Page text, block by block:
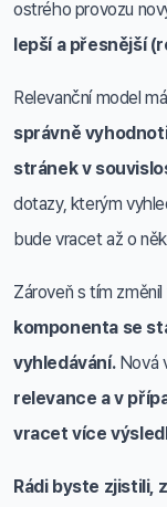
ostrého provozu
lepší a přesnější
Relevanční model
správně
stránek v
dotazy, kterým
bude vracet až o
Zároveň s tím
komponenta se
vyhledávání.Nová
relevance a v
vracet více
Rádi byste zjistili,